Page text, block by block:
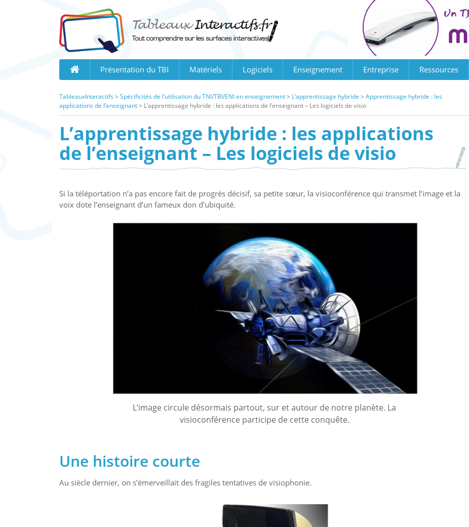
Présentation du TBI Matériels Logiciels Enseignement Entreprise Ressources
TableauxInteractifs > Spécificités de l’utilisation du TNI/TBI/ENI en enseignement> L’apprentissage hybride > Apprentissage hybride : les
applications de l’enseignant> L’apprentissage hybride : les applications de l’enseignant – Les logiciels de visio
L’apprentissage hybride : les applications
de l’enseignant – Les logiciels de visio
Si la téléportation n’a pas encore fait de progrès décisif, sa petite sœur, la visioconférence qui transmet l’image et la
voix dote l’enseignant d’un fameux don d’ubiquité.
L’image circule désormais partout, sur et autour de notre planète. La
visioconférence participe de cette conquête.
Une histoire courte
Au siècle dernier, on s’émerveillait des fragiles tentatives de visiophonie.